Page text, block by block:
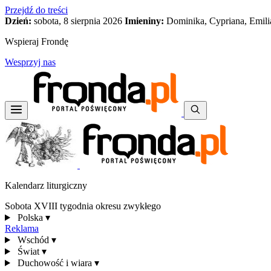
Przejdź do treści
Dzień: sobota, 8 sierpnia 2026 Imieniny: Dominika, Cypriana,
Wspieraj Frondę
Wesprzyj nas
Kalendarz liturgiczny
Sobota XVIII tygodnia okresu zwykłego
Polska ▾
Reklama
Wschód ▾
Świat ▾
Duchowość i wiara ▾